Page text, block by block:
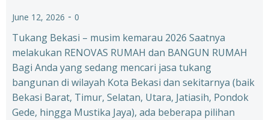
June 12, 2026 - 0
Tukang Bekasi – musim kemarau 2026 Saatnya
melakukan RENOVAS RUMAH dan BANGUN RUMAH
Bagi Anda yang sedang mencari jasa tukang
bangunan di wilayah Kota Bekasi dan sekitarnya (baik
Bekasi Barat, Timur, Selatan, Utara, Jatiasih, Pondok
Gede, hingga Mustika Jaya), ada beberapa pilihan